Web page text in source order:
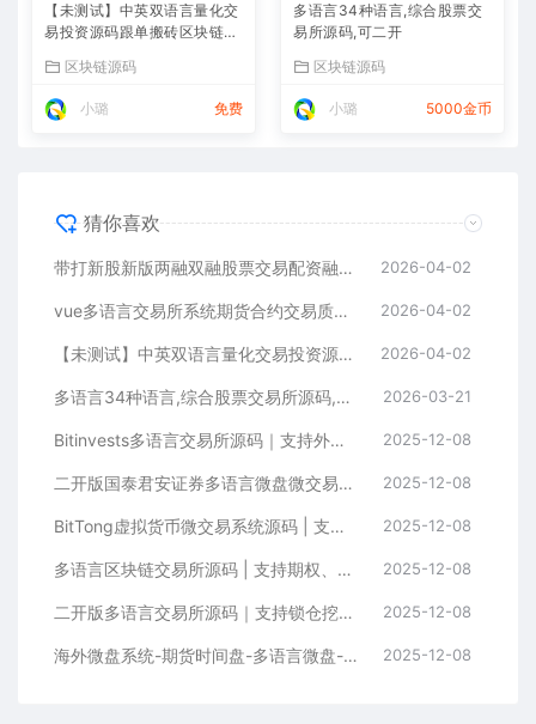
【未测试】中英双语言量化交
易投资源码跟单搬砖区块链交
+后端PHP
区块链源码
小璐 免费
多语言34种语言,综合股票交
易所源码,可二开
区块链源码
小璐 5000金币
猜你喜欢
带打新股新版两融双融股票交易配资融资融券打新股美股港股 2026-04-02
vue多语言交易所系统期货合约交易质押生息盲盒挖矿跟单 2026-04-02
【未测试】中英双语言量化交易投资源码跟单搬砖区块链交易所源码前端uniapp纯源码+后端PHP 2026-04-02
多语言34种语言,综合股票交易所源码,可二开 2026-03-21
Bitinvests多语言交易所源码｜支持外汇美股期货、合约期权、现货C2C、平台币与AI理财的全功能数字资产交易平台（含Vue前端+PHP后端纯源码） 2025-12-08
二开版国泰君安证券多语言微盘微交易所系统源码 | HTML前端+PHP后端 2025-12-08
BitTong虚拟货币微交易系统源码 | 支持现货杠杆交易+K线控制+用户输赢管理+代理体系 2025-12-08
多语言区块链交易所源码 | 支持期权、币币交易、质押挖矿与新币申购 2025-12-08
二开版多语言交易所源码｜支持锁仓挖矿+元宇宙理财+秒合约+IEO认购功能 2025-12-08
海外微盘系统-期货时间盘-多语言微盘-前端uniapp 2025-12-08